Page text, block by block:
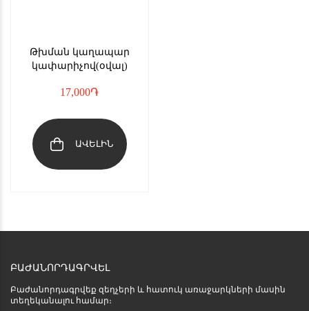
Թխման կաղապար
կափարիչով(օվալ)
17,000֏
ԱՎԵԼԻՆ
ԲԱԺԱՆՈՐԴԱԳՐՎԵԼ
Բաժանորդագրվեք զեղչերի և հատուկ առաջարկների մասին
տեղեկանալու համար։